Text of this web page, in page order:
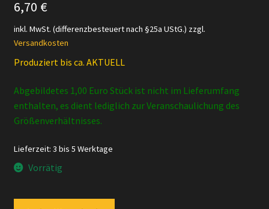
6,70 €
inkl. MwSt. (differenzbesteuert nach §25a UStG.) zzgl.
Versandkosten
Produziert bis ca. AKTUELL
Abgebildetes 1,00 Euro Stück ist nicht im Lieferumfang
enthalten, es dient lediglich zur Veranschaulichung des
Größenverhältnisses.
Lieferzeit: 3 bis 5 Werktage
Vorrätig